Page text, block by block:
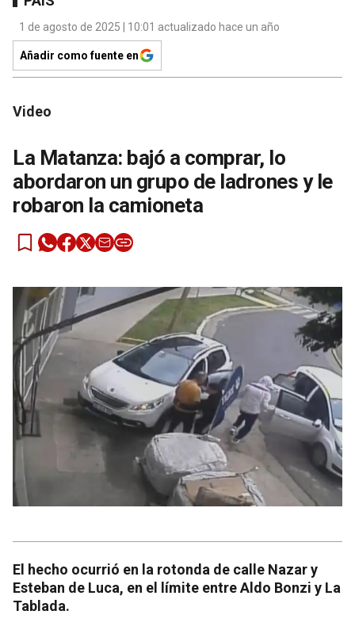
1 de agosto de 2025 | 10:01 actualizado hace un año
Añadir como fuente en
Video
La Matanza: bajó a comprar, lo
abordaron un grupo de ladrones y le
robaron la camioneta
El hecho ocurrió en la rotonda de calle Nazar y
Esteban de Luca, en el límite entre Aldo Bonzi y La
Tablada.